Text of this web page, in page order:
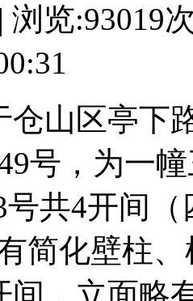
浏览:93019
仓山区亭下
号，为一
号共4开间
简化壁柱
间，立面略